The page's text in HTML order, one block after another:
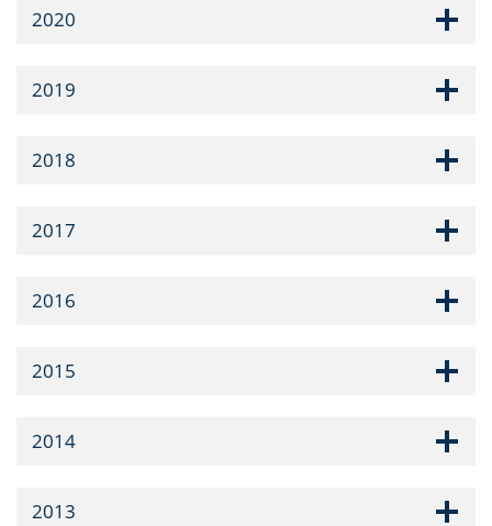
2020
2019
2018
2017
2016
2015
2014
2013